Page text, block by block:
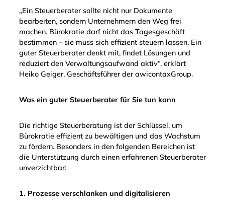
„Ein Steuerberater sollte nicht nur Dokumente
bearbeiten, sondern Unternehmern den Weg frei
machen. Bürokratie darf nicht das Tagesgeschäft
bestimmen – sie muss sich effizient steuern lassen. Ein
guter Steuerberater denkt mit, findet Lösungen und
reduziert den Verwaltungsaufwand aktiv“, erklärt
Heiko Geiger, Geschäftsführer der awicontaxGroup.
Was ein guter Steuerberater für Sie tun kann
Die richtige Steuerberatung ist der Schlüssel, um
Bürokratie effizient zu bewältigen und das Wachstum
zu fördern. Besonders in den folgenden Bereichen ist
die Unterstützung durch einen erfahrenen Steuerberater
unverzichtbar:
1. Prozesse verschlanken und digitalisieren